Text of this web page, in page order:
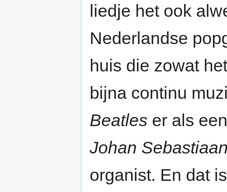
liedje het ook
Nederlandse
huis die zowat
bijna continu
Beatles er als
Johan
organist. En dat